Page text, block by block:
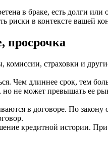
в браке, есть долги
риски в контексте вашей
просрочка
страховки и
Чем длиннее срок, тем
не может превышать ее
в договоре. По закону
кредитной истории.